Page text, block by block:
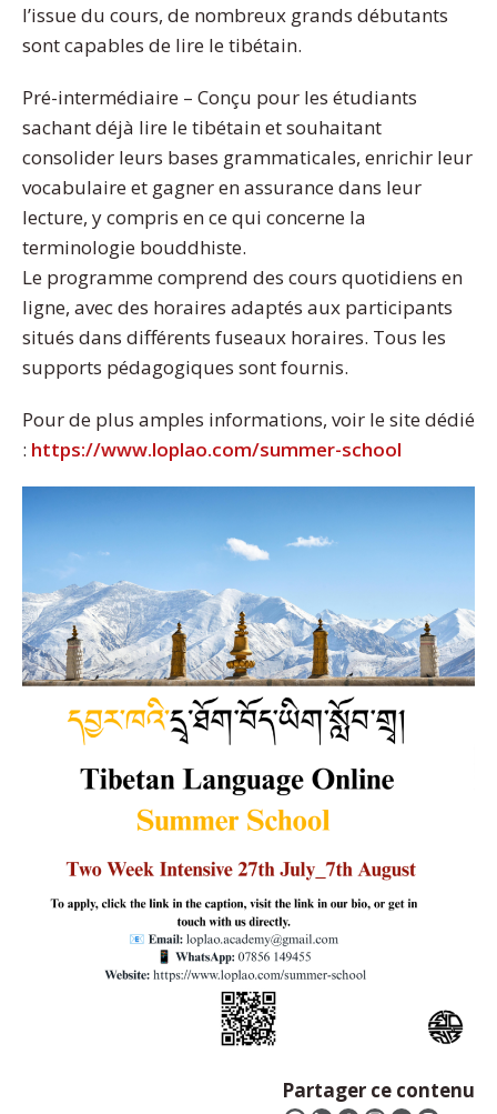
l’issue du cours, de nombreux grands débutants
sont capables de lire le tibétain.
Pré-intermédiaire – Conçu pour les étudiants
sachant déjà lire le tibétain et souhaitant
consolider leurs bases grammaticales, enrichir leur
vocabulaire et gagner en assurance dans leur
lecture, y compris en ce qui concerne la
terminologie bouddhiste.
Le programme comprend des cours quotidiens en
ligne, avec des horaires adaptés aux participants
situés dans différents fuseaux horaires. Tous les
supports pédagogiques sont fournis.
Pour de plus amples informations, voir le site dédié
: https://www.loplao.com/summer-school
Partager ce contenu